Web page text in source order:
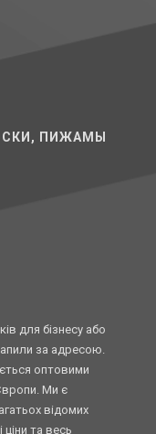
ПИЖАМЫ
для бізнесу або
за адресою.
оптовими
Ми є
відомих
ціни та весь